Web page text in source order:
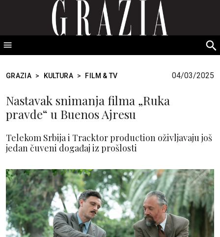
GRAZIA Srbija
GRAZIA > KULTURA > FILM & TV 04/03/2025
Nastavak snimanja filma „Ruka
pravde“ u Buenos Ajresu
Telekom Srbija i Tracktor production oživljavaju još
jedan čuveni događaj iz prošlosti